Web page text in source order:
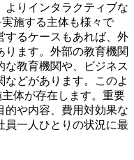
よりインタラクティブな
施する主体も様々で
するケースもあれば、外
ります。外部の教育機関
な教育機関や、ビジネス
などがあります。このよ
体が存在します。重要
的や内容、費用対効果な
員一人ひとりの状況に最